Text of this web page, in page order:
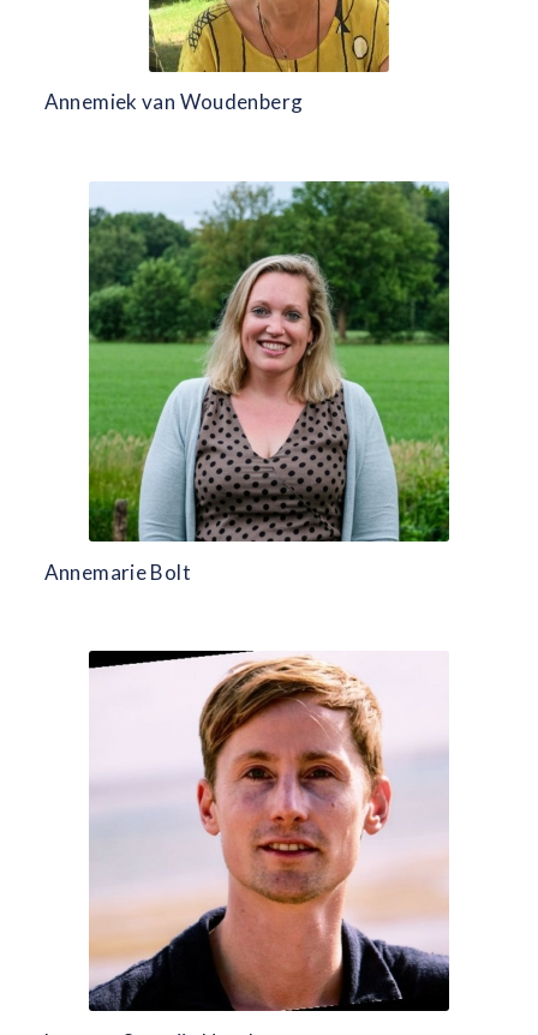
Annemiek van Woudenberg
Annemarie Bolt